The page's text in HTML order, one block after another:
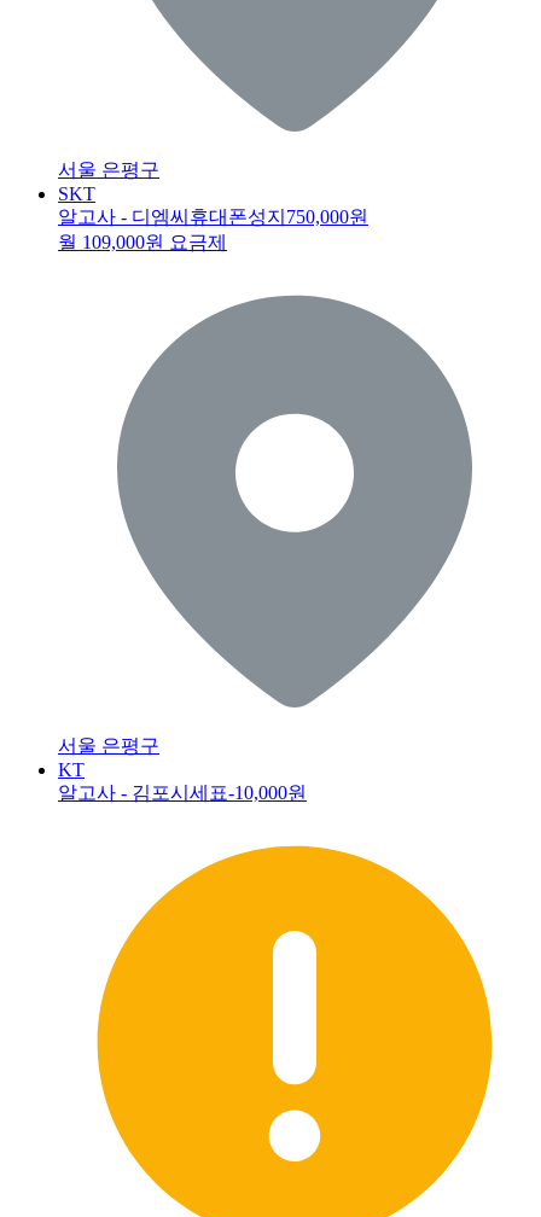
서울 은평구
SKT
알고사 - 디엠씨휴대폰성지 750,000원
월 109,000원 요금제
서울 은평구
KT
알고사 - 김포시세표-10,000원